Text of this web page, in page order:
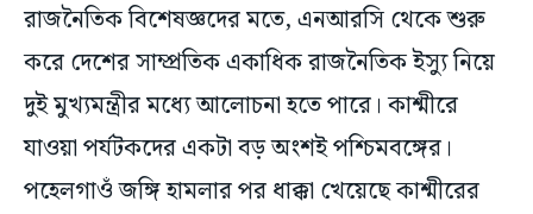
রাজনৈতিক বিশেষজ্ঞদের মতে, এনআরসি থেকে শুরু
করে দেশের সাম্প্রতিক একাধিক রাজনৈতিক ইস্যু নিয়ে
দুই মুখ্যমন্ত্রীর মধ্যে আলোচনা হতে পারে। কাশ্মীরে
যাওয়া পর্যটকদের একটা বড় অংশই পশ্চিমবঙ্গের।
পহেলগাওঁ জঙ্গি হামলার পর ধাক্কা খেয়েছে কাশ্মীরের